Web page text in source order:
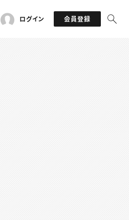
ログイン 会員登録